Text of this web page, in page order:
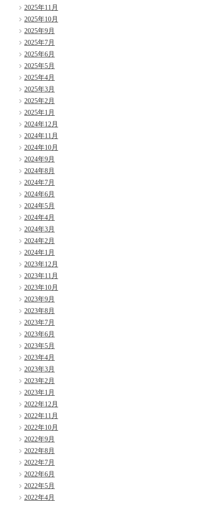
2025年11月
2025年10月
2025年9月
2025年7月
2025年6月
2025年5月
2025年4月
2025年3月
2025年2月
2025年1月
2024年12月
2024年11月
2024年10月
2024年9月
2024年8月
2024年7月
2024年6月
2024年5月
2024年4月
2024年3月
2024年2月
2024年1月
2023年12月
2023年11月
2023年10月
2023年9月
2023年8月
2023年7月
2023年6月
2023年5月
2023年4月
2023年3月
2023年2月
2023年1月
2022年12月
2022年11月
2022年10月
2022年9月
2022年8月
2022年7月
2022年6月
2022年5月
2022年4月